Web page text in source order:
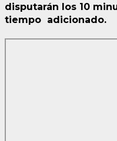
disputarán los 10
tiempo adicionado.